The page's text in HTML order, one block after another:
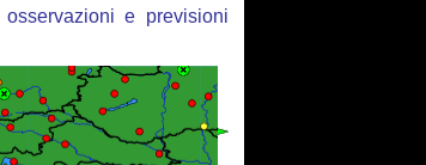
e previsioni